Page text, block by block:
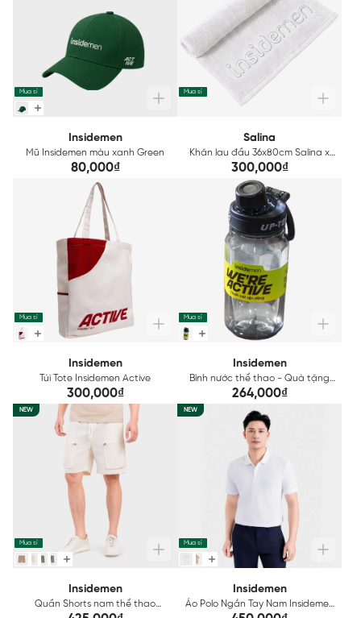
Mua sỉ
Insidemen
Mũ Insidemen màu xanh Green
80,000₫
Mua sỉ
Salina
Khăn lau đầu 36x80cm Salina x
Insidemen Cotton SHT004
300,000₫
Mua sỉ
Insidemen
Túi Tote Insidemen Active
300,000₫
Mua sỉ
Insidemen
Bình nước thể thao - Quà tặng
Insidemen
264,000₫
NEW
Mua sỉ
Insidemen
Quần Shorts nam thể thao
NEW
Mua sỉ
Insidemen
Áo Polo Ngắn Tay Nam Insidemen